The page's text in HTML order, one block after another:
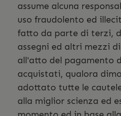
assume alcuna
uso fraudolento ed
fatto da parte di terzi,
assegni ed altri mezzi
all'atto del pagamento
acquistati, qualora
adottato tutte le
alla miglior scienza ed